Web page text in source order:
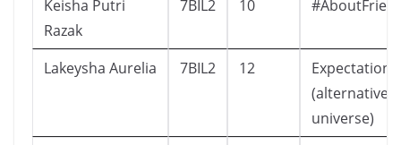
Keisha Putri
Razak
7BIL2 10
Lakeysha Aurelia 7BIL2 12
Expectation
(alternative
universe)